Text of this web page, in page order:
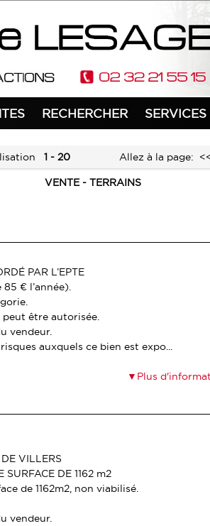
RECHERCHER SERVICES
1 - 20 Allez à la page:
VENTE - TERRAINS
PAR L’EPTE
€ l’année).
être autorisée.
vendeur.
auxquels ce bien est expo...
Plus
VILLERS
SURFACE DE 1162 m2
de 1162m2, non viabilisé.
vendeur.